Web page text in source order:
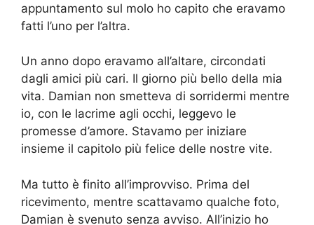
appuntamento sul molo ho capito che eravamo
fatti l’uno per l’altra.
Un anno dopo eravamo all’altare, circondati
dagli amici più cari. Il giorno più bello della mia
vita. Damian non smetteva di sorridermi mentre
io, con le lacrime agli occhi, leggevo le
promesse d’amore. Stavamo per iniziare
insieme il capitolo più felice delle nostre vite.
Ma tutto è finito all’improvviso. Prima del
ricevimento, mentre scattavamo qualche foto,
Damian è svenuto senza avviso. All’inizio ho